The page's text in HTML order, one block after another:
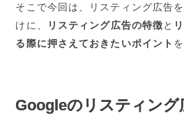
そこで今回は、リスティング広告
けに、
リスティング広告の特徴と
る際に押さえておきたいポイント
Googleの リスティン